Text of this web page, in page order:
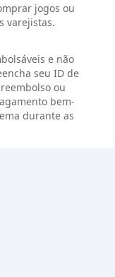
jogos ou
varejistas.
e não
seu ID de
ou
bem-
durante as